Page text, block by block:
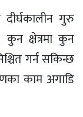
दीर्घकालीन गुरु
कुन क्षेत्रमा कुन
गर्न सकिन्छ
काम अगाडि